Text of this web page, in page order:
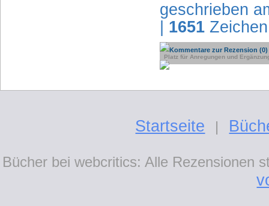
geschrieben
1651 Zeichen
Kommentare zur Rezension (0)
Platz für Anregungen und
Startseite |
Bücher bei webcritics: Alle Rezensionen